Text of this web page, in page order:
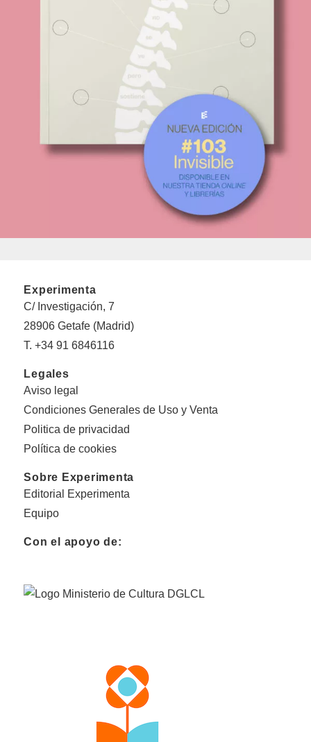
Experimenta
C/ Investigación, 7
28906 Getafe (Madrid)
T. +34 91 6846116
Legales
Aviso legal
Condiciones Generales de Uso y Venta
Politica de privacidad
Política de cookies
Sobre Experimenta
Editorial Experimenta
Equipo
Con el apoyo de: